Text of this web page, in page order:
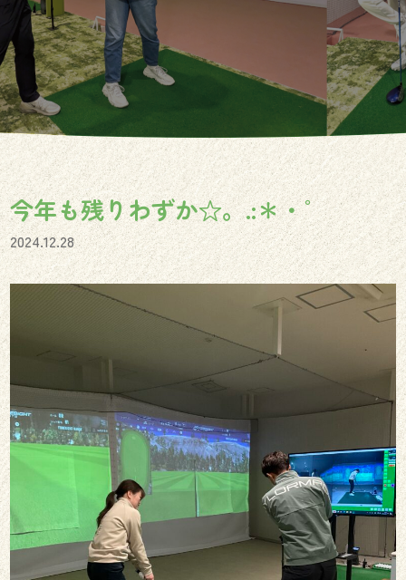
今年も残りわずか☆。.:＊・゜
2024.12.28